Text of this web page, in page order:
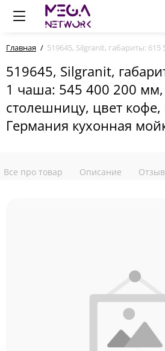
Главная 519645, Silgranit, габариты:
519645, Silgranit,
1 чаша: 545 400 200
столешницу, цвет кофе,
Германия кухонная
Все про товар Описание